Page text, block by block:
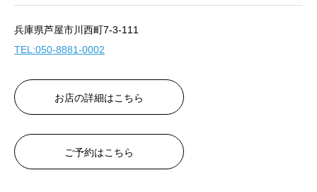
兵庫県芦屋市川西町7-3-111
TEL:050-8881-0002
お店の詳細はこちら
ご予約はこちら